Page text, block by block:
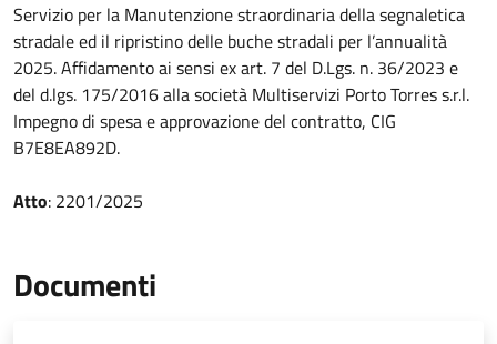
Servizio per la Manutenzione straordinaria della segnaletica
stradale ed il ripristino delle buche stradali per l’annualità
2025. Affidamento ai sensi ex art. 7 del D.Lgs. n. 36/2023 e
del d.lgs. 175/2016 alla società Multiservizi Porto Torres s.r.l.
Impegno di spesa e approvazione del contratto, CIG
B7E8EA892D.
Atto: 2201/2025
Documenti